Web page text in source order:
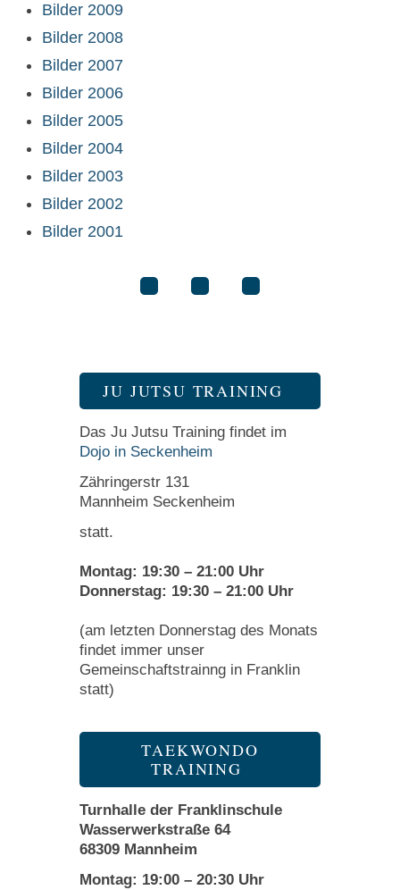
Bilder 2009
Bilder 2008
Bilder 2007
Bilder 2006
Bilder 2005
Bilder 2004
Bilder 2003
Bilder 2002
Bilder 2001
JU JUTSU TRAINING
Das Ju Jutsu Training findet im
Dojo in Seckenheim
Zähringerstr 131
Mannheim Seckenheim
statt.
Montag: 19:30 – 21:00 Uhr
Donnerstag: 19:30 – 21:00 Uhr
(am letzten Donnerstag des Monats
findet immer unser
Gemeinschaftstrainng in Franklin
statt)
TAEKWONDO
TRAINING
Turnhalle der Franklinschule
Wasserwerkstraße 64
68309 Mannheim
Montag: 19:00 – 20:30 Uhr